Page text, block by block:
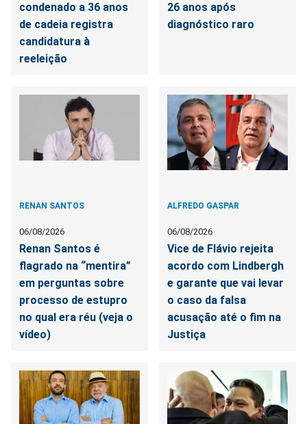
condenado a 36 anos
de cadeia registra
candidatura à
reeleição
26 anos após
diagnóstico raro
RENAN SANTOS
06/08/2026
Renan Santos é
flagrado na “mentira”
em perguntas sobre
processo de estupro
no qual era réu (veja o
vídeo)
ALFREDO GASPAR
06/08/2026
Vice de Flávio rejeita
acordo com Lindbergh
e garante que vai levar
o caso da falsa
acusação até o fim na
Justiça